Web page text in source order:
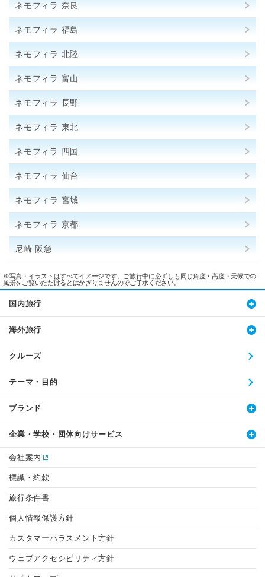
ネモフィラ 奈良
ネモフィラ 福島
ネモフィラ 北陸
ネモフィラ 富山
ネモフィラ 長野
ネモフィラ 東北
ネモフィラ 四国
ネモフィラ 仙台
ネモフィラ 宮城
ネモフィラ 京都
尼崎 阪急
※写真・イラストはすべてイメージです。ご旅行中に必ずしも同じ角度・高度・天候での
風景をご覧いただけるとはかぎりませんのでご了承ください。
国内旅行
海外旅行
クルーズ
テーマ・目的
ブランド
企業・学校・団体向けサービス
会社案内
標識・約款
旅行条件書
個人情報保護方針
カスタマーハラスメント方針
ウェブアクセシビリティ方針